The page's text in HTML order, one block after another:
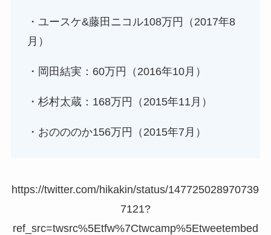
・ユースケ&藤田ニコル108万円（2017年8
月）
・岡田結実：60万円（2016年10月）
・杉村太蔵：168万円（2015年11月）
・おのののか156万円（2015年7月）
https://twitter.com/hikakin/status/147725028970739
7121?
ref_src=twsrc%5Etfw%7Ctwcamp%5Etweetembed